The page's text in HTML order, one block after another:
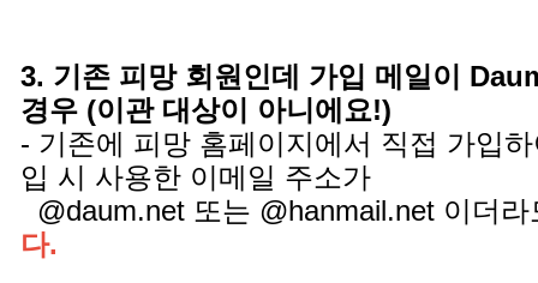
3. 기존 피망 회원인데 가입 메일이
경우 (이관 대상이 아니에요!)
- 기존에 피망 홈페이지에서 직접 가입
입 시 사용한 이메일 주소가
@daum.net 또는 @hanmail.net 이더
다.